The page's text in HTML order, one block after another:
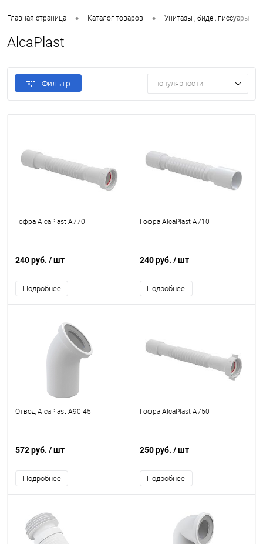
Главная страница • Каталог товаров • Унитазы , биде , писсуары
AlcaPlast
Фильтр популярности
Гофра AlcaPlast A770
240 руб. / шт
Подробнее
Гофра AlcaPlast A710
240 руб. / шт
Подробнее
Отвод AlcaPlast A90-45
572 руб. / шт
Подробнее
Гофра AlcaPlast A750
250 руб. / шт
Подробнее